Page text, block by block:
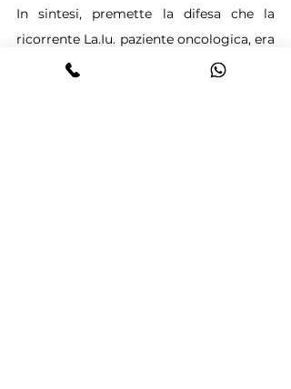
In sintesi, premette la difesa che la
ricorrente La.Iu. paziente oncologica, era
stata sottoposta a trapianto di fegato il